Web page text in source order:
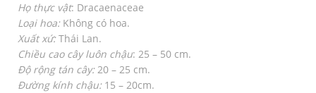
Họ thực vật: Dracaenaceae
Loại hoa: Không có hoa.
Xuất xứ: Thái Lan.
Chiều cao cây luôn chậu: 25 – 50 cm.
Độ rộng tán cây: 20 – 25 cm.
Đường kính chậu: 15 – 20cm.